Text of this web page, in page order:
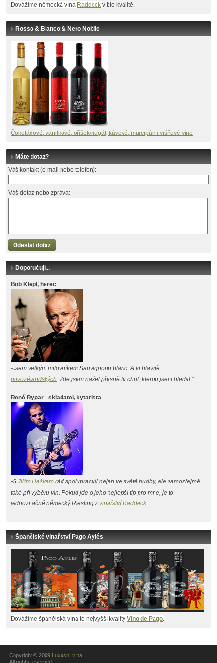
Dovážíme německá vína Raddeck v bio kvalitě.
Rosso & Bianco & Nero Nobile
Čokoládové, vanilkové, oříšek/nugát, kávové, marcipán i višňové víno
Máte dotaz?
Váš kontakt (e-mail nebo telefon):
Váš dotaz nebo zpráva:
Odeslat dotaz
Doporučují...
Bob Klepl, herec
"Jsem velkým milovníkem Sauvignonu blanc. A to hlavně
novozélandských. Zde jsem našel přesně tu chuť, kterou jsem hledal.”
René Rypar - skladatel, kytarista
"S Jiřím Haškem rád spolupracuji nejen ve světě hudby, ale samozřejmě
také při výběru vín. Pokud jde o jeho nejlepší tip pro mne, je to
jednoznačně německý Riesling z vinařství Raddeck "
Španělské vinařství Pago Aylés
Dovážíme španělská vína té nejvyšší kvality Vino de Pago.
Copyright © 2009 Luxusní vína
All rights reserved.